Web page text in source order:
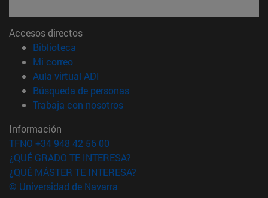
Accesos directos
Biblioteca
Mi correo(abre en nueva ventana)
Aula virtual ADI
Búsqueda de personas(abre en nueva ventana)
Trabaja con nosotros(abre en nueva ventana)
Información
TFNO +34 948 42 56 00
¿QUÉ GRADO TE INTERESA?
¿QUÉ MÁSTER TE INTERESA?
© Universidad de Navarra